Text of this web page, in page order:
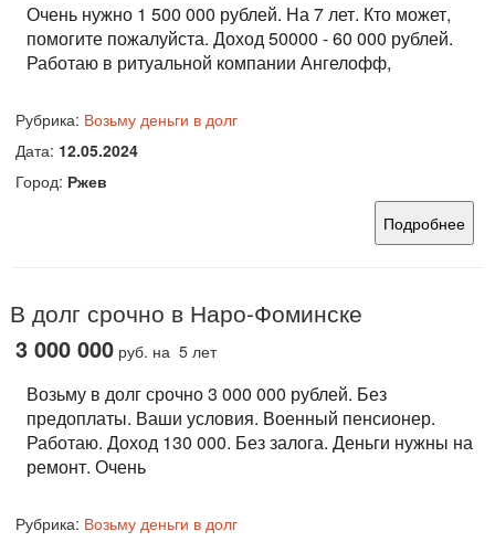
Очень нужно 1 500 000 рублей. На 7 лет. Кто может,
помогите пожалуйста. Доход 50000 - 60 000 рублей.
Работаю в ритуальной компании Ангелофф,
Рубрика: Возьму деньги в долг
Дата: 12.05.2024
Город: Ржев
Подробнее
В долг срочно в Наро-Фоминске
3 000 000 руб. на 5 лет
Возьму в долг срочно 3 000 000 рублей. Без
предоплаты. Ваши условия. Военный пенсионер.
Работаю. Доход 130 000. Без залога. Деньги нужны на
ремонт. Очень
Рубрика: Возьму деньги в долг